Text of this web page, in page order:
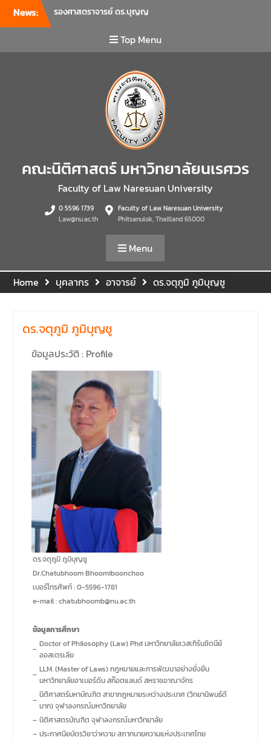
News:
คณะนิติศาสตร์ เป็นประธานที่
ประชุมผู้บริหารคณะพบ
บุคลากรคณะนิติศาสตร์ เพื่อ
เป็นการเตรียมพร้อมก่อนเปิด
พร้อมด้วยรองคณบดีทุกฝ่าย
เข้าร่วมแจ้งนโยบายแนวทาง
การบริหารงานในแต่ละด้านของ
คณะ รวมทั้งการเตรียมความ
พร้อมการจัดการเรียนการสอน
รายวิชาวิจัยทางกฎหมาย และ
เขียนในทางนิติศาสตร์ ณ ห้อง
นิติศาสตร์ มหาวิทยาลัยนเรศวร
คณะนิติศาสตร์ มหาวิทยาลัย
นเรศวร จัดโครงการเตรียม
ความพร้อมเพื่อรับมือภัยพิบัติ
และปฐมพยาบาลเบื้องต้น
ประจำปี 2569 ณ ห้อง 2-311
อาคารปราบไตรจักร 2
มหาวิทยาลัยนเรศวร โดย
อาคารอุตสาหกรรมบริการ เพื่อ
ปลอดภัย ซึ่งครอบคลุมหน่วย
งานภายในกลุ่มอาคารทั้ง 3
คณะ และ 1 กอง
คณะนิติศาสตร์ มหาวิทยาลัย
นเรศวร จัดโครงการปฐมนิเทศ
และพบผู้ปกครอง ประจำปีการ
ศึกษา 2569 โดยได้รับเกียรติ
จาก รองศาสตราจารย์ ดร.บุญ
ญรัตน์ โชคบันดาลชัย คณบดี
คณะนิติศาสตร์ ให้เกียรติเป็น
ประธานในพิธีเปิด พร้อมกล่าว
ต้อนรับและให้โอวาทแก่นิสิตใหม่
มีวัตถุประสงค์เพื่อให้ผู้ปกครอง
และนิสิตได้ทราบถึงนโยบาย
ด้านการเรียนการสอนของคณะ
นิติศาสตร์
Top Menu
คณะนิติศาสตร์ มหาวิทยาลัยนเรศวร
Faculty of Law Naresuan University
0 5596 1739
Law@nu.ac.th
Faculty of Law Naresuan University
Phitsanulok, Thailland 65000
Menu
Home บุคลากร อาจารย์ ดร.จตุภูมิ ภูมิบุญชู
ดร.จตุภูมิ ภูมิบุญชู
ข้อมูลประวัติ : Profile
ดร.จตุภูมิ ภูมิบุญชู
Dr.Chatubhoom Bhoomiboonchoo
เบอร์โทรศัพท์ : 0-5596-1781
e-mail : chatubhoomb@nu.ac.th
ข้อมูลการศึกษา
– Doctor of Philosophy (Law) Phd มหาวิทยาลัยเวสเทิร์นซิดนีย์
ออสเตรเลีย
– LLM. (Master of Laws) กฎหมายและการพัฒนาอย่างยั่งยืน
มหาวิทยาลัยอาเบอร์ดีน สก๊อตแลนด์ สหราชอาณาจักร
– นิติศาสตร์มหาบัณฑิต สาขากฎหมายระหว่างประเทศ (วิทยานิพนธ์ดี
มาก) จุฬาลงกรณ์มหาวิทยาลัย
– นิติศาสตรบัณฑิต จุฬาลงกรณ์มหาวิทยาลัย
– ประกาศนียบัตรวิชาว่าความ สภาทนายความแห่งประเทศไทย